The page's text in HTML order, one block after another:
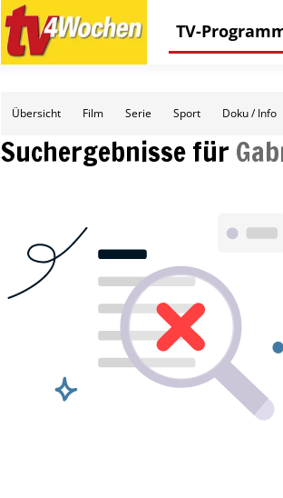
TV-
Übersicht Film Serie Sport Doku / Info
Suchergebnisse für